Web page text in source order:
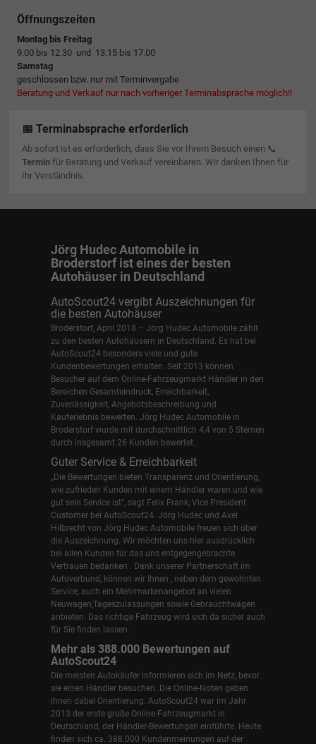
Öffnungszeiten
Montag bis Freitag
9.00 bis 12.30 und 13.15 bis 17.00
Samstag
geschlossen bzw. nur mit Terminvergabe
Beratung und Verkauf nur nach vorheriger Terminabsprache möglich!!
📅 Terminabsprache erforderlich
Ab sofort ist es erforderlich, dass Sie vor Ihrem Besuch einen 📞
Terminfür Beratung und Verkauf vereinbaren. Wir danken Ihnen für
Ihr Verständnis.
Jörg Hudec Automobile in
Broderstorf ist eines der besten
Autohäuser in Deutschland
AutoScout24 vergibt Auszeichnungen für
die besten Autohäuser
Broderstorf, April 2018 – Jörg Hudec Automobile zählt
zu den besten Autohäusern in Deutschland. Es hat bei
AutoScout24 besonders viele und gute
Kundenbewertungen erhalten. Seit 2013 können
Besucher auf dem Online-Fahrzeugmarkt Händler in den
Bereichen Gesamteindruck, Erreichbarkeit,
Zuverlässigkeit, Angebotsbeschreibung und
Kauferlebnis bewerten. Jörg Hudec Automobile in
Broderstorf wurde mit durchschnittlich 4,4 von 5 Sternen
durch insgesamt 26 Kunden bewertet.
Guter Service & Erreichbarkeit
„Die Bewertungen bieten Transparenz und Orientierung,
wie zufrieden Kunden mit einem Händler waren und wie
gut sein Service ist“, sagt Felix Frank, Vice President
Customer bei AutoScout24. Jörg Hudec und Axel
Hilbrecht von Jörg Hudec Automobile freuen sich über
die Auszeichnung. Wir möchten uns hier ausdrücklich
bei allen Kunden für das uns entgegengebrachte
Vertrauen bedanken . Dank unserer Partnerschaft im
Autoverbund, können wir Ihnen , neben dem gewohnten
Service, auch ein Mehrmarkenangebot an vielen
Neuwagen,Tageszulassungen sowie Gebrauchtwagen
anbieten. Das richtige Fahrzeug wird sich da sicher auch
für Sie finden lassen.
Mehr als 388.000 Bewertungen auf
AutoScout24
Die meisten Autokäufer informieren sich im Netz, bevor
sie einen Händler besuchen. Die Online-Noten geben
ihnen dabei Orientierung. AutoScout24 war im Jahr
2013 der erste große Online-Fahrzeugmarkt in
Deutschland, der Händler-Bewertungen einführte. Heute
finden sich ca. 388.000 Kundenmeinungen auf der